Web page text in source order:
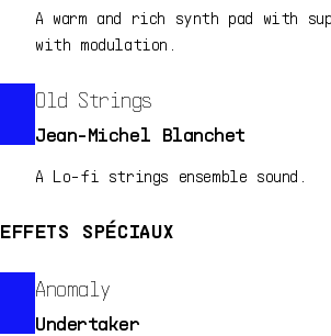
A warm and rich synth pad with
with modulation.
Old Strings
Jean-Michel Blanchet
A Lo-fi strings ensemble sound.
EFFETS SPÉCIAUX
Anomaly
Undertaker